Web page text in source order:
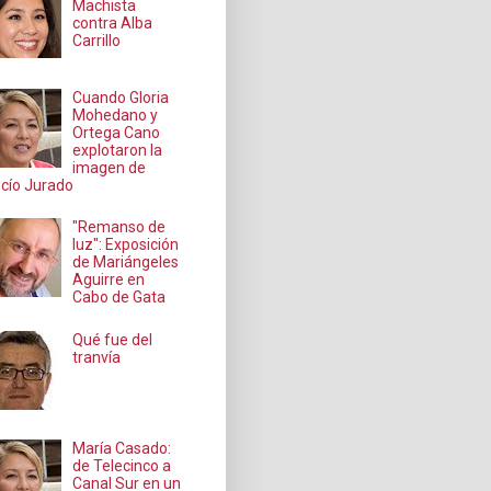
Machista
contra Alba
Carrillo
Cuando Gloria
Mohedano y
Ortega Cano
explotaron la
imagen de
Jurado
"Remanso de
luz": Exposición
de Mariángeles
Aguirre en
Cabo de Gata
Qué fue del
tranvía
María Casado:
de Telecinco a
Canal Sur en un